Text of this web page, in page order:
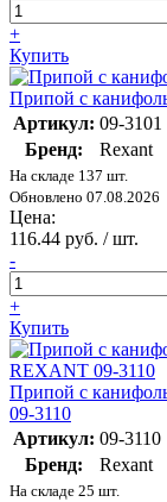
+
Купить
Припой с
Артикул: 09-3101
Бренд:
Rexant
На складе 137 шт.
Обновлено 07.08.2026
Цена:
116.44 руб. / шт.
-
+
Купить
Припой с
09-3110
Артикул: 09-3110
Бренд:
Rexant
На складе 25 шт.